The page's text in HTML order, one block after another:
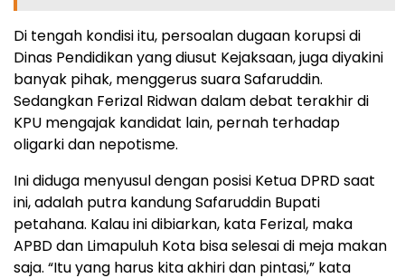
Di tengah kondisi itu, persoalan dugaan korupsi di
Dinas Pendidikan yang diusut Kejaksaan, juga diyakini
banyak pihak, menggerus suara Safaruddin.
Sedangkan Ferizal Ridwan dalam debat terakhir di
KPU mengajak kandidat lain, pernah terhadap
oligarki dan nepotisme.
Ini diduga menyusul dengan posisi Ketua DPRD saat
ini, adalah putra kandung Safaruddin Bupati
petahana. Kalau ini dibiarkan, kata Ferizal, maka
APBD dan Limapuluh Kota bisa selesai di meja makan
saja. “Itu yang harus kita akhiri dan pintasi,” kata